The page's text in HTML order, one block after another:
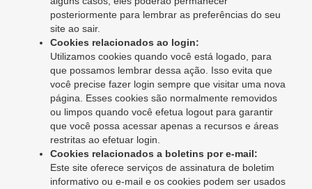
posteriormente para lembrar as preferências do seu
site ao sair.
Cookies relacionados ao login:
Utilizamos cookies quando você está logado, para
que possamos lembrar dessa ação. Isso evita que
você precise fazer login sempre que visitar uma nova
página. Esses cookies são normalmente removidos
ou limpos quando você efetua logout para garantir
que você possa acessar apenas a recursos e áreas
restritas ao efetuar login.
Cookies relacionados a boletins por e-mail:
Este site oferece serviços de assinatura de boletim
informativo ou e-mail e os cookies podem ser usados ​​